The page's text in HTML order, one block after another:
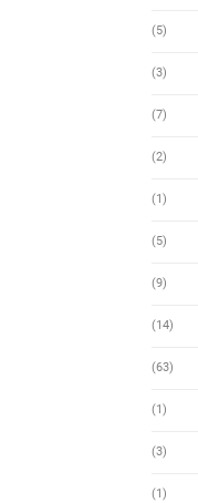
(5)
(3)
(7)
(2)
(1)
(5)
(9)
(14)
(63)
(1)
(3)
(1)